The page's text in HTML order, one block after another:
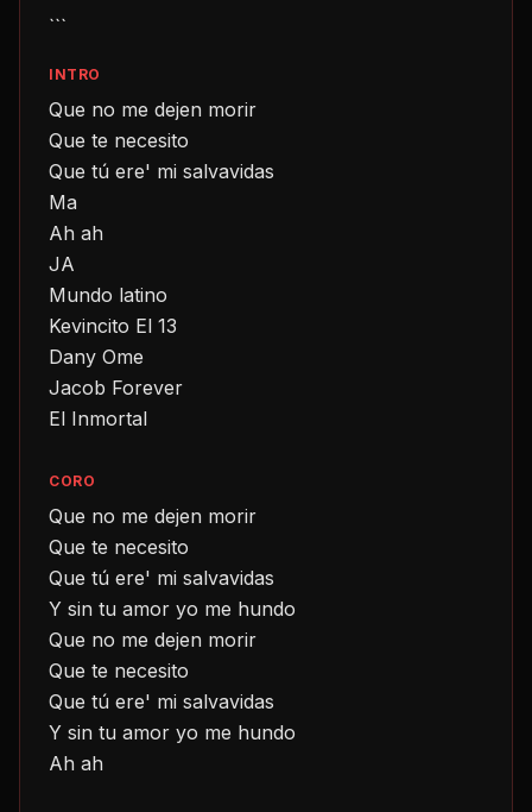
```
INTRO
Que no me dejen morir
Que te necesito
Que tú ere' mi salvavidas
Ma
Ah ah
JA
Mundo latino
Kevincito El 13
Dany Ome
Jacob Forever
El Inmortal
CORO
Que no me dejen morir
Que te necesito
Que tú ere' mi salvavidas
Y sin tu amor yo me hundo
Que no me dejen morir
Que te necesito
Que tú ere' mi salvavidas
Y sin tu amor yo me hundo
Ah ah